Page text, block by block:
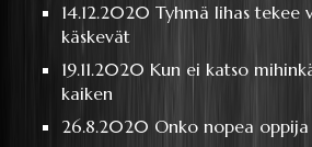
14.12.2020Tyhmä lihas tekee
käskevät
19.11.2020 Kun ei katso
kaiken
26.8.2020 Onko nopea